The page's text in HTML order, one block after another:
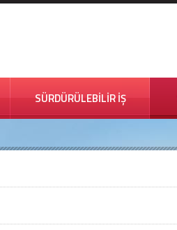
SÜRDÜRÜLEBİLİR İŞ